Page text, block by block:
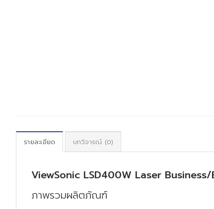
รายละเอียด บทวิจารณ์ (0)
ViewSonic LSD400W Laser
ภาพรวมผลิตภัณฑ์